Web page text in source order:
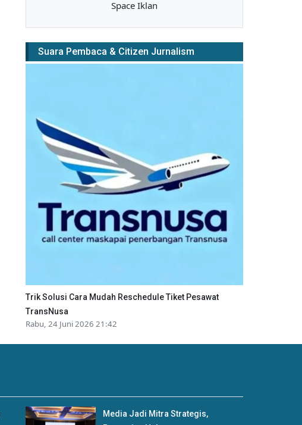
Space Iklan
Suara Pembaca & Citizen Jurnalism
Trik Solusi Cara Mudah Reschedule Tiket Pesawat
TransNusa
Rabu, 24 Juni 2026 21:42
Media Jadi Mitra Strategis,